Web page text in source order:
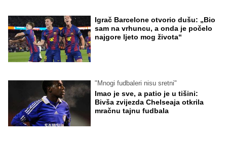
Igrač Barcelone otvorio dušu: „Bio
sam na vrhuncu, a onda je počelo
najgore ljeto mog života“
"Mnogi fudbaleri nisu sretni"
Imao je sve, a patio je u tišini:
Bivša zvijezda Chelseaja otkrila
mračnu tajnu fudbala